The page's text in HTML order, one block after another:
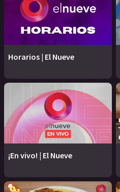
Horarios | El Nueve
¡En vivo! | El Nueve